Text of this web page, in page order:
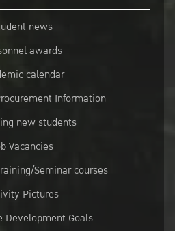
news
awards
calendar
Information
new students
Vacancies
Seminar courses
Pictures
Development Goals